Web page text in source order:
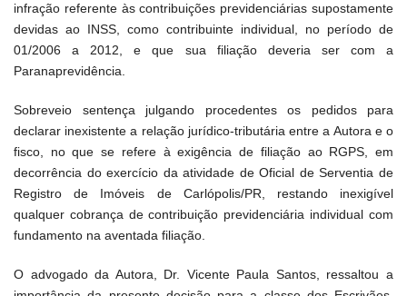
infração referente às contribuições previdenciárias supostamente
devidas ao INSS, como contribuinte individual, no período de
01/2006 a 2012, e que sua filiação deveria ser com a
Paranaprevidência.
Sobreveio sentença julgando procedentes os pedidos para
declarar inexistente a relação jurídico-tributária entre a Autora e o
fisco, no que se refere à exigência de filiação ao RGPS, em
decorrência do exercício da atividade de Oficial de Serventia de
Registro de Imóveis de Carlópolis/PR, restando inexigível
qualquer cobrança de contribuição previdenciária individual com
fundamento na aventada filiação.
O advogado da Autora, Dr. Vicente Paula Santos, ressaltou a